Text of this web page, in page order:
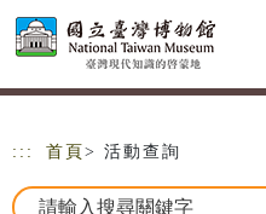
跳到主要內容
網站導覽
::: 首頁 > 活動查詢